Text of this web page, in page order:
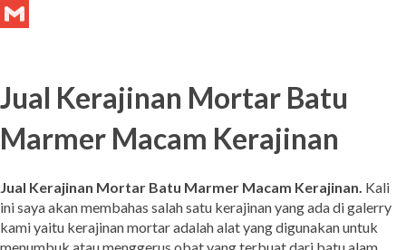
Tumblr
Jual Kerajinan Mortar Batu
Marmer Macam Kerajinan
Jual Kerajinan Mortar Batu Marmer Macam Kerajinan. Kali
ini saya akan membahas salah satu kerajinan yang ada di galerry
kami yaitu kerajinan mortar adalah alat yang digunakan untuk